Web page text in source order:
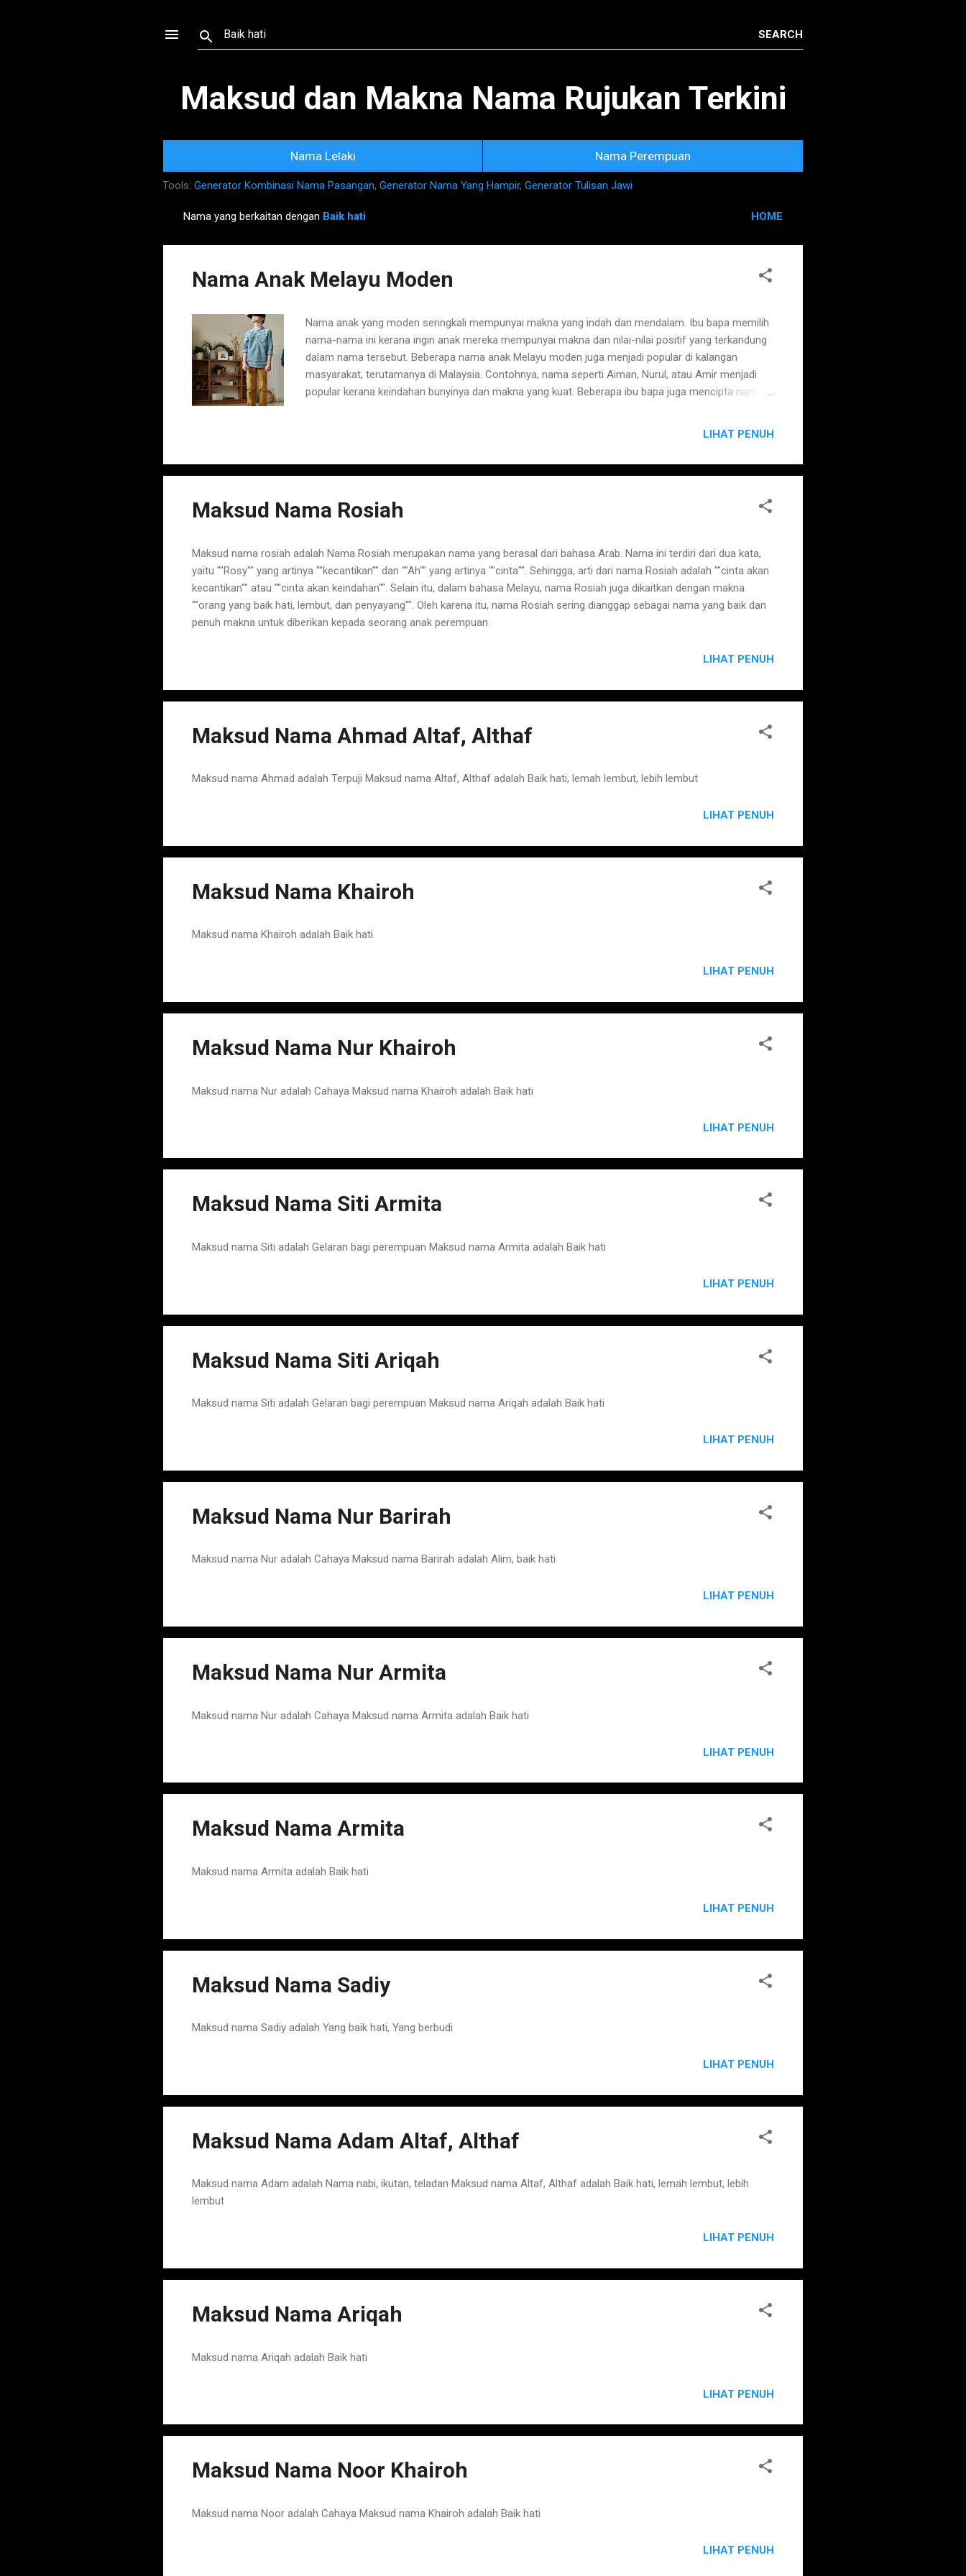
Maksud dan Makna Nama Rujukan Terkini
Nama Lelaki Nama Perempuan
Tools: Generator Kombinasi Nama Pasangan, Generator Nama Yang Hampir, Generator Tulisan Jawi
o
Nama yang berkaitan dengan Baik hati HOME
Nama Anak Melayu Moden
Nama anak yang moden seringkali mempunyai makna yang indah dan mendalam. Ibu bapa memilih
nama-nama ini kerana ingin anak mereka mempunyai makna dan nilai-nilai positif yang terkandung
dalam nama tersebut. Beberapa nama anak Melayu moden juga menjadi popular di kalangan
masyarakat, terutamanya di Malaysia. Contohnya, nama seperti Aiman, Nurul, atau Amir menjadi
popular kerana keindahan bunyinya dan makna yang kuat. Beberapa ibu bapa juga mencipta nama
lembut 7. Ayman - pembelaan 8. Aza - bersemangat, penuh semangat 9. Azfar - jauh, kedalam 10.
LIHAT PENUH
Maksud Nama Rosiah
Maksud nama rosiah adalah Nama Rosiah merupakan nama yang berasal dari bahasa Arab. Nama ini terdiri dari dua kata,
yaitu ""Rosy"" yang artinya ""kecantikan"" dan ""Ah"" yang artinya ""cinta"". Sehingga, arti dari nama Rosiah adalah ""cinta akan
kecantikan"" atau ""cinta akan keindahan"". Selain itu, dalam bahasa Melayu, nama Rosiah juga dikaitkan dengan makna
""orang yang baik hati, lembut, dan penyayang"". Oleh karena itu, nama Rosiah sering dianggap sebagai nama yang baik dan
penuh makna untuk diberikan kepada seorang anak perempuan.
LIHAT PENUH
Maksud Nama Ahmad Altaf, Althaf
Maksud nama Ahmad adalah Terpuji Maksud nama Altaf, Althaf adalah Baik hati, lemah lembut, lebih lembut
LIHAT PENUH
Maksud Nama Khairoh
Maksud nama Khairoh adalah Baik hati
LIHAT PENUH
Maksud Nama Nur Khairoh
Maksud nama Nur adalah Cahaya Maksud nama Khairoh adalah Baik hati
LIHAT PENUH
Maksud Nama Siti Armita
Maksud nama Siti adalah Gelaran bagi perempuan Maksud nama Armita adalah Baik hati
LIHAT PENUH
Maksud Nama Siti Ariqah
Maksud nama Siti adalah Gelaran bagi perempuan Maksud nama Ariqah adalah Baik hati
LIHAT PENUH
Maksud Nama Nur Barirah
Maksud nama Nur adalah Cahaya Maksud nama Barirah adalah Alim, baik hati
LIHAT PENUH
Maksud Nama Nur Armita
Maksud nama Nur adalah Cahaya Maksud nama Armita adalah Baik hati
LIHAT PENUH
Maksud Nama Armita
Maksud nama Armita adalah Baik hati
LIHAT PENUH
Maksud Nama Sadiy
Maksud nama Sadiy adalah Yang baik hati, Yang berbudi
LIHAT PENUH
Maksud Nama Adam Altaf, Althaf
Maksud nama Adam adalah Nama nabi, ikutan, teladan Maksud nama Altaf, Althaf adalah Baik hati, lemah lembut, lebih
lembut
LIHAT PENUH
Maksud Nama Ariqah
Maksud nama Ariqah adalah Baik hati
LIHAT PENUH
Maksud Nama Noor Khairoh
Maksud nama Noor adalah Cahaya Maksud nama Khairoh adalah Baik hati
LIHAT PENUH